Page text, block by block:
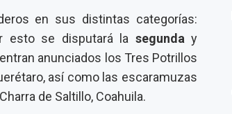
en sus distintas categorías:
esto se disputará la segunda y
anunciados los Tres Potrillos
así como las escaramuzas
de Saltillo, Coahuila.